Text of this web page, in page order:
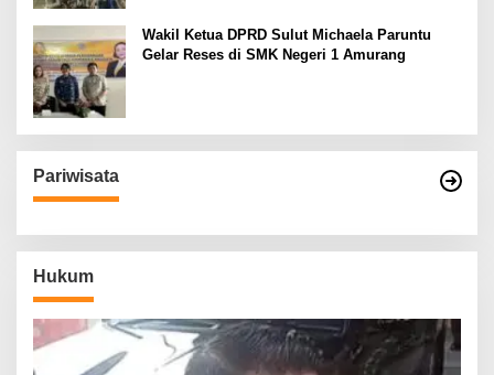
Wakil Ketua DPRD Sulut Michaela Paruntu
Gelar Reses di SMK Negeri 1 Amurang
Pariwisata
Hukum